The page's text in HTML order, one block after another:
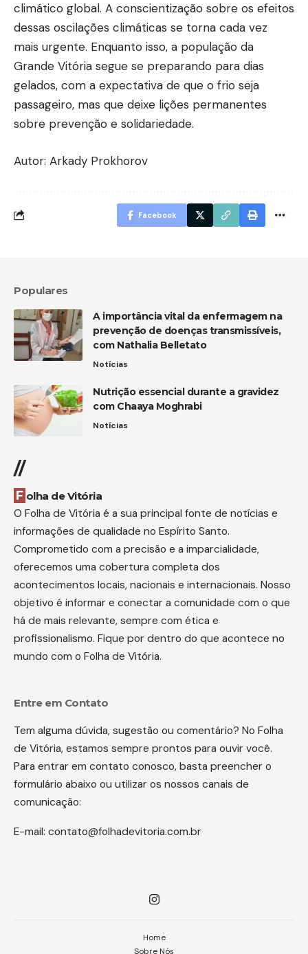
climático global. A conscientização sobre os efeitos
dessas oscilações climáticas se torna cada vez
mais urgente. Enquanto isso, a população da
Grande Vitória segue se preparando para dias
gelados, com a expectativa de que o frio seja
passageiro, mas que deixe lições permanentes
sobre prevenção e solidariedade.
Autor: Arkady Prokhorov
Facebook
Populares
A importância vital da enfermagem na
prevenção de doenças transmissíveis,
com Nathalia Belletato
Notícias
Nutrição essencial durante a gravidez
com Chaaya Moghrabi
Notícias
//
Folha de Vitória
O Folha de Vitória é a sua principal fonte de notícias e
informações de qualidade no Espírito Santo.
Comprometido com a precisão e a imparcialidade,
oferecemos uma cobertura completa dos
acontecimentos locais, nacionais e internacionais. Nosso
objetivo é informar e conectar a comunidade com o que
há de mais relevante, sempre com ética e
profissionalismo. Fique por dentro do que acontece no
mundo com o Folha de Vitória.
Entre em Contato
Tem alguma dúvida, sugestão ou comentário? No Folha
de Vitória, estamos sempre prontos para ouvir você.
Para entrar em contato conosco, basta preencher o
formulário abaixo ou utilizar os nossos canais de
comunicação:
E-mail: contato@folhadevitoria.com.br
Home
Sobre Nós